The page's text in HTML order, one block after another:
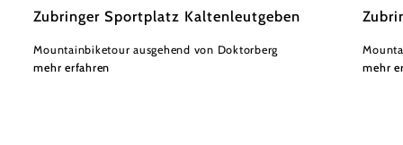
Zubringer Sportplatz Kaltenleutgeben
Mountainbiketour ausgehend von Doktorberg
mehr erfahren
mehr